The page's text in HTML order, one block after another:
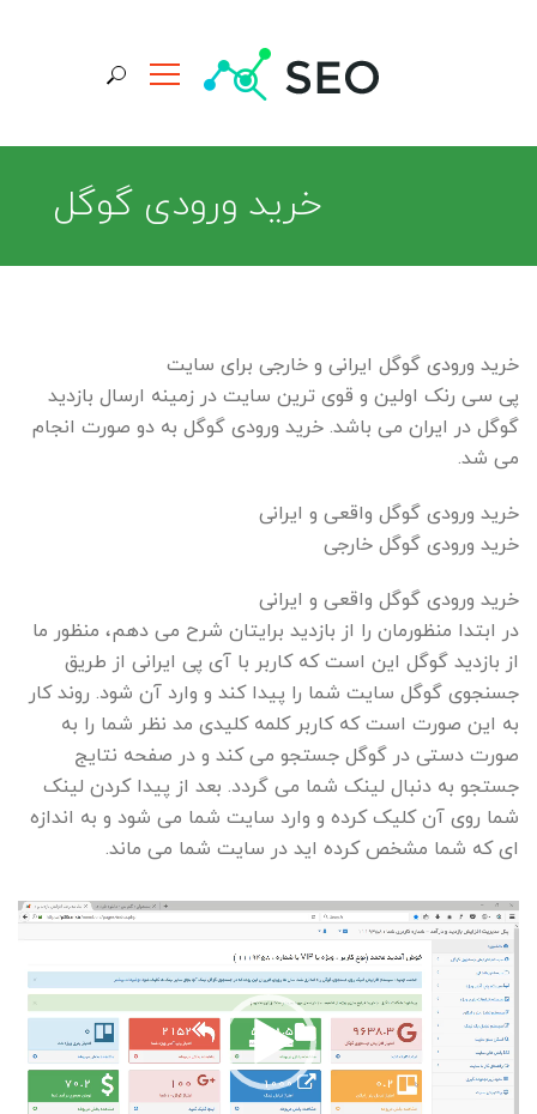
جستجو برای:
خريد ورودی گوگل
خرید ورودی گوگل ایرانی و خارجی برای سایت
پی سی رنک اولین و قوی ترین سایت در زمینه ارسال بازدید
گوگل در ایران می باشد. خرید ورودی گوگل به دو صورت انجام
می شد.
خرید ورودی گوگل واقعی و ایرانی
خرید ورودی گوگل خارجی
خرید ورودی گوگل واقعی و ایرانی
در ابتدا منظورمان را از بازدید برایتان شرح می دهم، منظور ما
از بازدید گوگل این است که کاربر با آی پی ایرانی از طریق
جسنجوی گوگل سایت شما را پیدا کند و وارد آن شود. روند کار
به این صورت است که کاربر کلمه کلیدی مد نظر شما را به
صورت دستی در گوگل جستجو می کند و در صفحه نتایج
جستجو به دنبال لینک شما می گردد. بعد از پیدا کردن لینک
شما روی آن کلیک کرده و وارد سایت شما می شود و به اندازه
ای که شما مشخص کرده اید در سایت شما می ماند.
نمایشگر
ویدیو